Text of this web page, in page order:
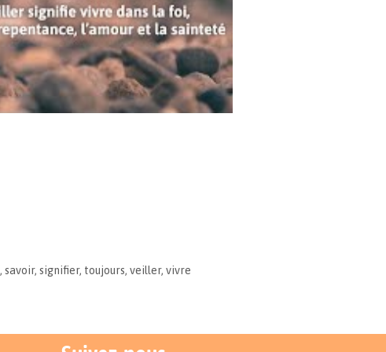
, savoir, signifier, toujours, veiller, vivre